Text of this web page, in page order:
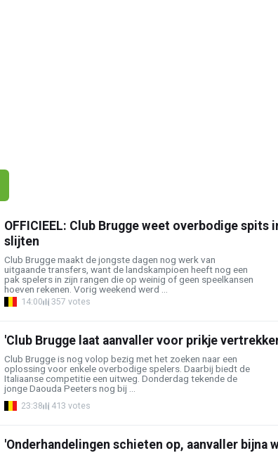
OFFICIEEL: Club Brugge weet overbodige spits
slijten
Club Brugge maakt de jongste dagen nog werk van
uitgaande transfers, want de landskampioen heeft nog een
pak spelers in zijn rangen die op weinig of geen speelkansen
hoeven rekenen. Vorig weekend werd ...
14:00 357 votes
'Club Brugge laat aanvaller voor prikje
Club Brugge is nog volop bezig met het zoeken naar een
oplossing voor enkele overbodige spelers. Daarbij biedt de
Italiaanse competitie een uitweg. Donderdag tekende de
jonge Daouda Peeters nog bij ...
23:38 413 votes
'Onderhandelingen schieten op, aanvaller bijna